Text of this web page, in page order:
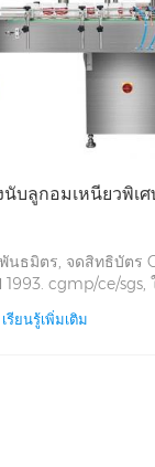
บขนมกัมมี่แบร์ 16 เ
ำหน่ายเครื่องนับลูกอ
, พันธมิตรโชคลาภ
ทธิบัตรแล้ว, ตั้งแต่
าชีพเครื่องนับลูกอมเ
เรียนรู้เพิ่มเติม